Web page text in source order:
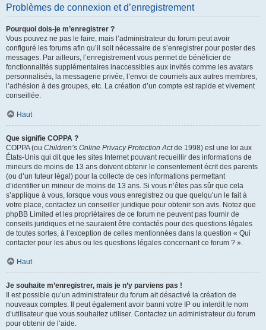
Problèmes de connexion et d’enregistrement
Pourquoi dois-je m’enregistrer ?
Vous pouvez ne pas le faire, mais l’administrateur du forum peut avoir
configuré les forums afin qu’il soit nécessaire de s’enregistrer pour poster des
messages. Par ailleurs, l’enregistrement vous permet de bénéficier de
fonctionnalités supplémentaires inaccessibles aux invités comme les avatars
personnalisés, la messagerie privée, l’envoi de courriels aux autres membres,
l’adhésion à des groupes, etc. La création d’un compte est rapide et vivement
conseillée.
Haut
Que signifie COPPA ?
COPPA (ou Children’s Online Privacy Protection Actde 1998) est une loi aux
États-Unis qui dit que les sites Internet pouvant recueillir des informations de
mineurs de moins de 13 ans doivent obtenir le consentement écrit des parents
(ou d’un tuteur légal) pour la collecte de ces informations permettant
d’identifier un mineur de moins de 13 ans. Si vous n’êtes pas sûr que cela
s’applique à vous, lorsque vous vous enregistrez ou que quelqu’un le fait à
votre place, contactez un conseiller juridique pour obtenir son avis. Notez que
phpBB Limited et les propriétaires de ce forum ne peuvent pas fournir de
conseils juridiques et ne sauraient être contactés pour des questions légales
de toutes sortes, à l’exception de celles mentionnées dans la question « Qui
contacter pour les abus ou les questions légales concernant ce forum ? ».
Haut
Je souhaite m’enregistrer, mais je n’y parviens pas !
Il est possible qu’un administrateur du forum ait désactivé la création de
nouveaux comptes. Il peut également avoir banni votre IP ou interdit le nom
d’utilisateur que vous souhaitez utiliser. Contactez un administrateur du forum
pour obtenir de l’aide.